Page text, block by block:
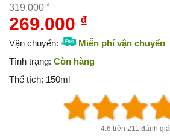
319.000₫
Giá
là:
319.000 ₫.
269.000 ₫
hiện
là:
Vận chuyển:
Miễn phí vận chuyển
Tình trạng: Còn hàng
Thể tích: 150ml
4.6 trên 211 đánh giá